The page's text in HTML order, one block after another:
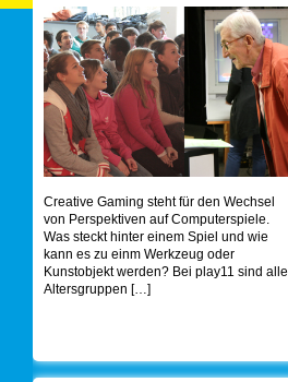
Creative Gaming steht für den Wechsel
von Perspektiven auf Computerspiele.
Was steckt hinter einem Spiel und wie
kann es zu einm Werkzeug oder
Kunstobjekt werden? Bei play11 sind alle
Altersgruppen […]